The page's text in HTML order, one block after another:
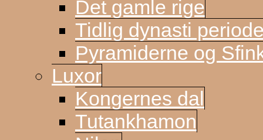
Det gamle rige
Tidlig dynasti
Pyramiderne og
Luxor
Kongernes dal
Tutankhamon